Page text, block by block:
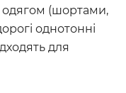
одягом (шортами,
однотонні
для